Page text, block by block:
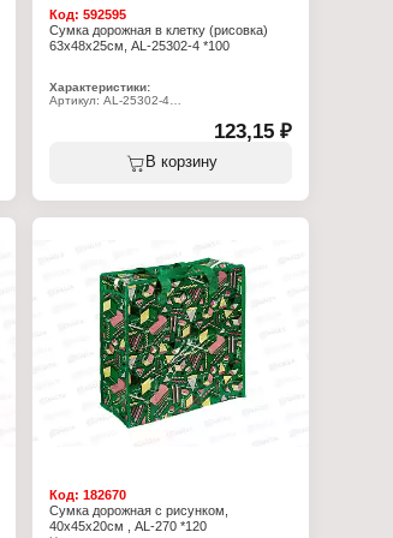
Код:592595
Сумка дорожная в клетку (рисовка)
63х48х25см, AL-25302-4 *100
Характеристики:
Артикул: AL-25302-4
Материал: полимер
Дизайн: с рисунком
123,15 ₽
В корзину
Код:182670
Сумка дорожная с рисунком,
40х45х20см , AL-270 *120